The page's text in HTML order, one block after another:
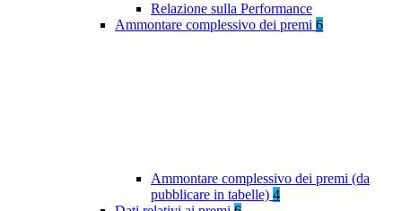
Relazione sulla Performance
Ammontare complessivo dei premi 6
Ammontare complessivo dei premi (da
pubblicare in tabelle) 4